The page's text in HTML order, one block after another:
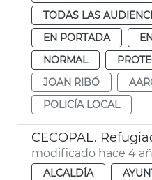
TODAS LAS
EN PORTADA
NORMAL
JOAN RIBÓ
POLICÍA LOCAL
CECOPAL.
modificado hace 4
ALCALDÍA